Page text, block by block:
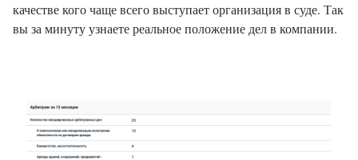
качестве кого чаще всего выступает организация в суде. Так
вы за минуту узнаете реальное положение дел в компании.